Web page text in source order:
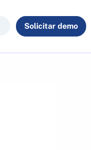
Solicitar demo